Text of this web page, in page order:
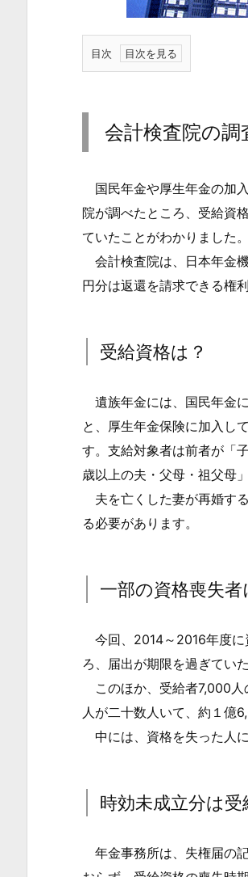
目次
1.
検
院
の
調
査
で
か
1.
給
資
格
は？
2.
一
の
資
格
喪
失
喪
後
も
会計検査院の調
国民年金や厚生年金の加
院が調べたところ、受給資
ていたことがわかりました。
会計検査院は、日本年金
円分は返還を請求できる権
受給資格は？
遺族年金には、国民年金
と、厚生年金保険に加入し
す。支給対象者は前者が「
歳以上の夫・父母・祖父母」
夫を亡くした妻が再婚す
る必要があります。
一部の資格喪失
今回、2014～2016年度に
ろ、届出が期限を過ぎてい
このほか、受給者7,000人
人が二十数人いて、約１億
中には、資格を失った人
時効未成立分は
年金事務所は、失権届の